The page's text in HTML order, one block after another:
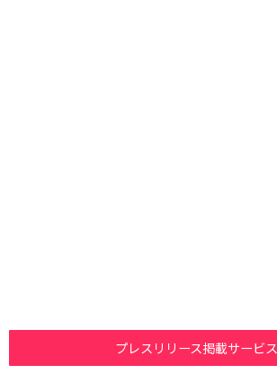
プレスリリース掲載サービス